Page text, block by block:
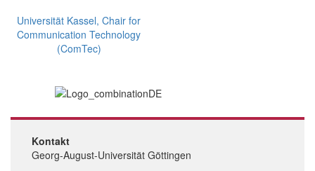
Universität Kassel, Chair for
Communication Technology
(ComTec)
Kontakt
Georg-August-Universität Göttingen